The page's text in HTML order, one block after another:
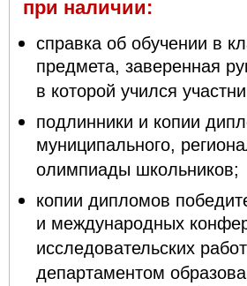
при наличии:
справка об обучении в
предмета, заверенная
в которой учился
подлинники и копии
муниципального,
олимпиады школьников;
копии дипломов
и международных
исследовательских
департаментом